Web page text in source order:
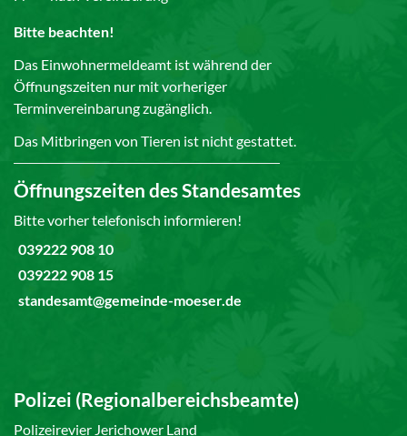
Bitte beachten!
Das Einwohnermeldeamt ist während der
Öffnungszeiten nur mit vorheriger
Terminvereinbarung zugänglich.
Das Mitbringen von Tieren ist nicht gestattet.
Öffnungszeiten des Standesamtes
Bitte vorher telefonisch informieren!
039222 908 10
039222 908 15
standesamt@gemeinde-moeser.de
Polizei (Regionalbereichsbeamte)
Polizeirevier Jerichower Land